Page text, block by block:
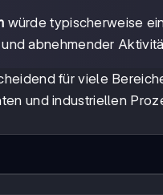
würde typischerweise
abnehmender
für viele
und industriellen